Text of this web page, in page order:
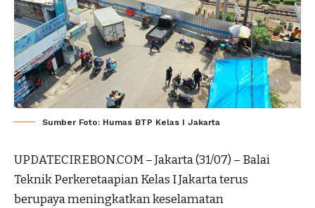
Sumber Foto: Humas BTP Kelas I Jakarta
UPDATECIREBON.COM – Jakarta (31/07) – Balai
Teknik Perkeretaapian Kelas I Jakarta terus
berupaya meningkatkan keselamatan